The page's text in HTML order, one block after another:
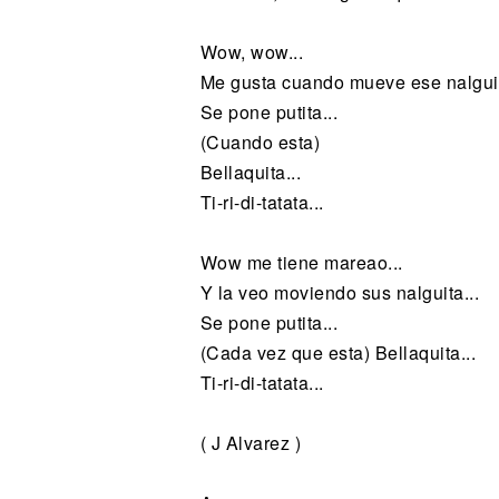
Wow, wow...
Me gusta cuando mueve ese
Se pone putita...
(Cuando esta)
Bellaquita...
Ti-ri-di-tatata...
Wow me tiene mareao...
Y la veo moviendo sus nalguita...
Se pone putita...
(Cada vez que esta) Bellaquita...
Ti-ri-di-tatata...
( J Alvarez )